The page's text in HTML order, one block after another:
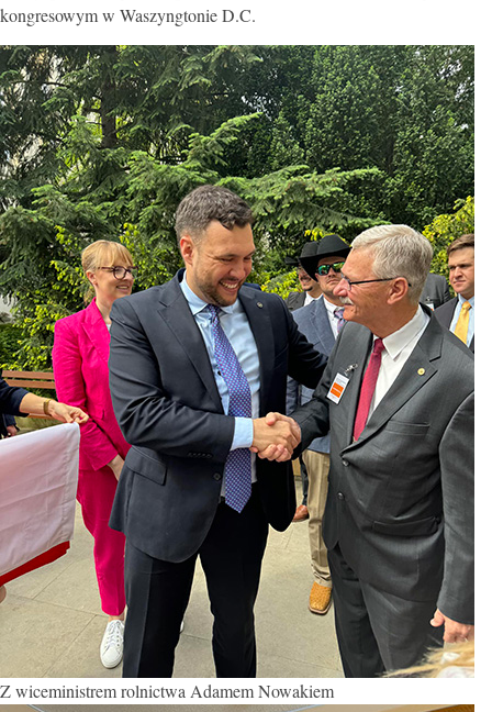
kongresowym w Waszyngtonie D.C.
Z wiceministrem rolnictwa Adamem Nowakiem